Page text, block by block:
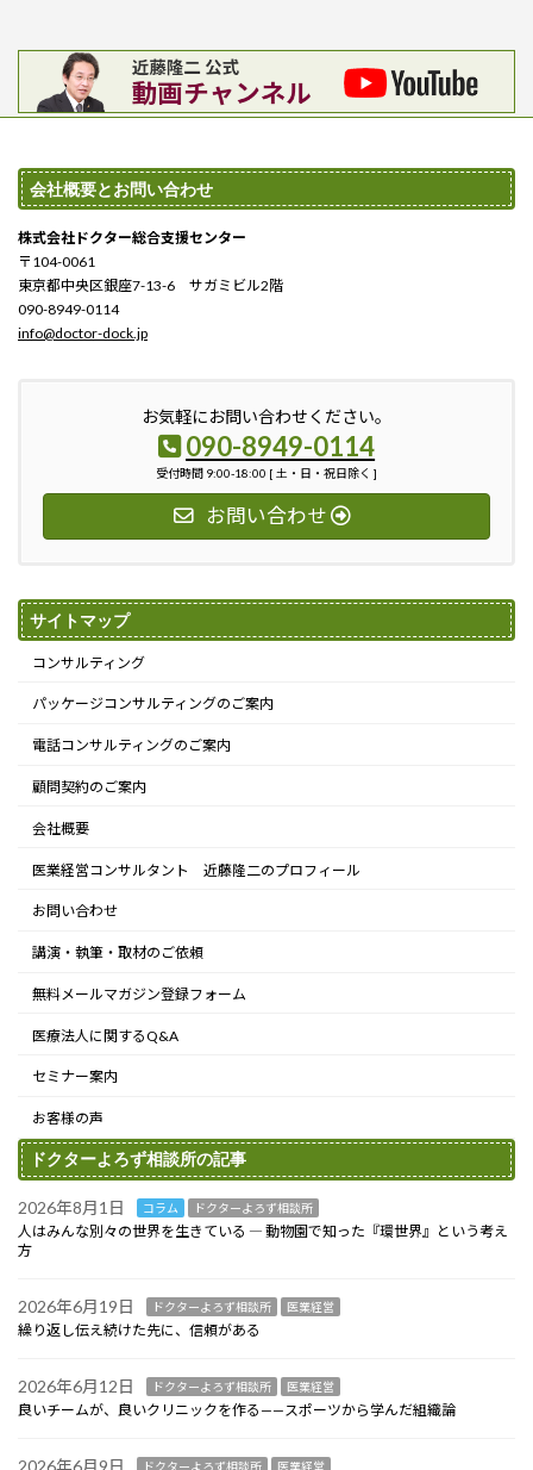
会社概要とお問い合わせ
株式会社ドクター総合支援センター
〒104-0061
東京都中央区銀座7-13-6 サガミビル2階
090-8949-0114
info@doctor-dock.jp
お気軽にお問い合わせください。
090-8949-0114
受付時間 9:00-18:00 [ 土・日・祝日除く ]
お問い合わせ
サイトマップ
コンサルティング
パッケージコンサルティングのご案内
電話コンサルティングのご案内
顧問契約のご案内
会社概要
医業経営コンサルタント 近藤隆二のプロフィール
お問い合わせ
講演・執筆・取材のご依頼
無料メールマガジン登録フォーム
医療法人に関するQ&A
セミナー案内
お客様の声
ドクターよろず相談所の記事
2026年8月1日 コラム ドクターよろず相談所
人はみんな別々の世界を生きている ― 動物園で知った『環世界』という考え
方
2026年6月19日 ドクターよろず相談所 医業経営
繰り返し伝え続けた先に、信頼がある
2026年6月12日 ドクターよろず相談所 医業経営
良いチームが、良いクリニックを作る——スポーツから学んだ組織論
2026年6月9日 ドクターよろず相談所 医業経営